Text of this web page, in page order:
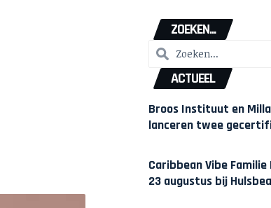
ZOEKEN...
ACTUEEL
Broos Instituut en
lanceren twee
Amsterdam
Caribbean Vibe Familie
23 augustus bij